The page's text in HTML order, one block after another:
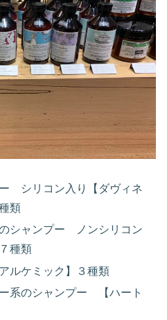
シリコン入り【ダヴィネ
類
シャンプー ノンシリコン
種類
ルケミック】３種類
系のシャンプー 【ハート